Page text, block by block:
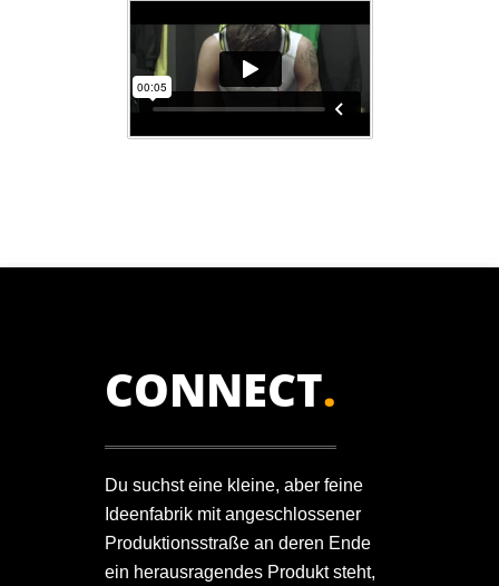
CONNECT.
Du suchst eine kleine, aber feine
Ideenfabrik mit angeschlossener
Produktionsstraße an deren Ende
ein herausragendes Produkt steht,